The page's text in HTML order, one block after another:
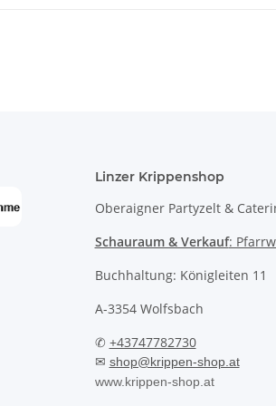
Linzer Krippenshop
Oberaigner Partyzelt &
Schauraum & Verkauf:
Buchhaltung: Königleiten 11
A-3354 Wolfsbach
✆ +43747782730
✉ shop@krippen-shop.at
www.krippen-shop.at